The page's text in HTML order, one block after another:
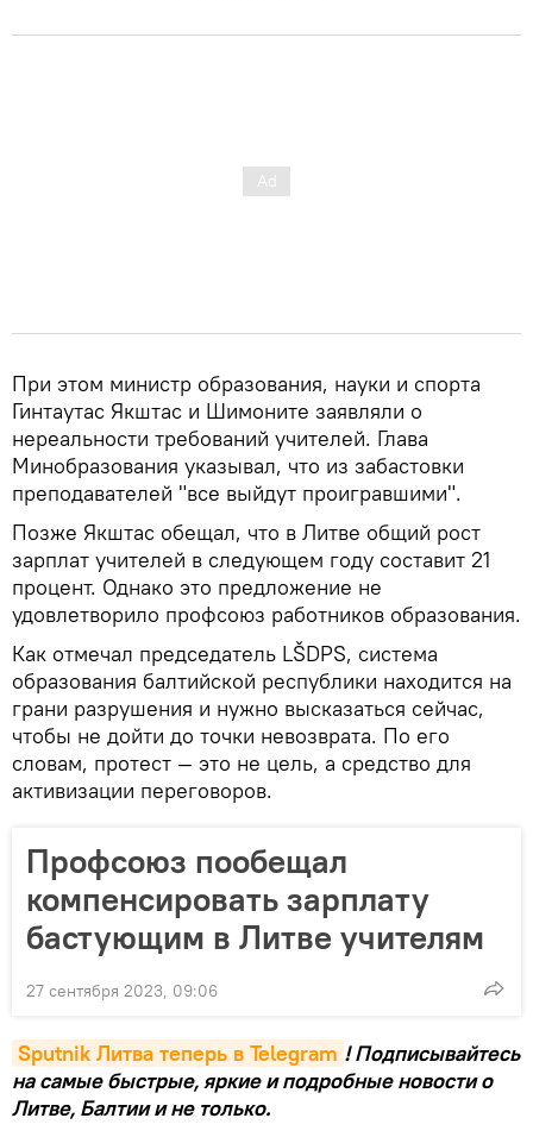
При этом министр образования, науки и спорта
Гинтаутас Якштас и Шимоните заявляли о
нереальности требований учителей. Глава
Минобразования указывал, что из забастовки
преподавателей "все выйдут проигравшими".
Позже Якштас обещал, что в Литве общий рост
зарплат учителей в следующем году составит 21
процент. Однако это предложение не
удовлетворило профсоюз работников образования.
Как отмечал председатель LŠDPS, система
образования балтийской республики находится на
грани разрушения и нужно высказаться сейчас,
чтобы не дойти до точки невозврата. По его
словам, протест — это не цель, а средство для
активизации переговоров.
Профсоюз пообещал
компенсировать зарплату
бастующим в Литве учителям
27 сентября 2023, 09:06
Sputnik Литва теперь в Telegram ! Подписывайтесь
на самые быстрые, яркие и подробные новости о
Литве, Балтии и не только.